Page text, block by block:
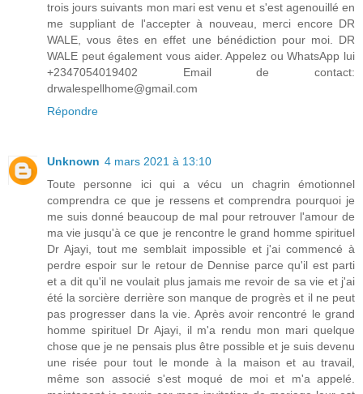
trois jours suivants mon mari est venu et s'est agenouillé en
me suppliant de l'accepter à nouveau, merci encore DR
WALE, vous êtes en effet une bénédiction pour moi. DR
WALE peut également vous aider. Appelez ou WhatsApp lui
+2347054019402 Email de contact:
drwalespellhome@gmail.com
Répondre
Unknown 4 mars 2021 à 13:10
Toute personne ici qui a vécu un chagrin émotionnel
comprendra ce que je ressens et comprendra pourquoi je
me suis donné beaucoup de mal pour retrouver l'amour de
ma vie jusqu'à ce que je rencontre le grand homme spirituel
Dr Ajayi, tout me semblait impossible et j'ai commencé à
perdre espoir sur le retour de Dennise parce qu'il est parti
et a dit qu'il ne voulait plus jamais me revoir de sa vie et j'ai
été la sorcière derrière son manque de progrès et il ne peut
pas progresser dans la vie. Après avoir rencontré le grand
homme spirituel Dr Ajayi, il m'a rendu mon mari quelque
chose que je ne pensais plus être possible et je suis devenu
une risée pour tout le monde à la maison et au travail,
même son associé s'est moqué de moi et m'a appelé.